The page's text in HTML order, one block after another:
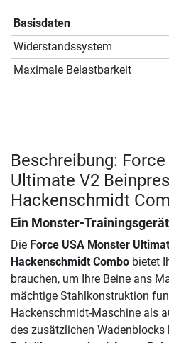
Basisdaten
Widerstandssystem
Maximale Belastbarkeit
Beschreibung:
Ultimate V2
Hackenschmidt
Ein Monster-
Die Force USA Monster
Hackenschmidt Combo bietet
brauchen, um Ihre Beine ans
mächtige Stahlkonstruktion
Hackenschmidt-Maschine als
des zusätzlichen Wadenblocks